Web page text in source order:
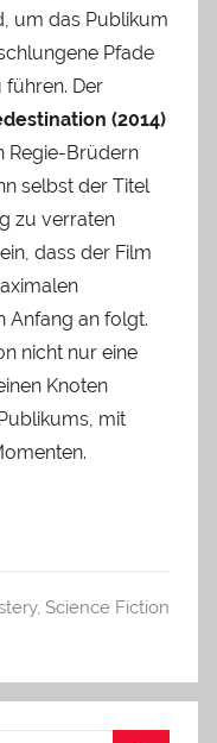
um das Publikum
Pfade
führen. Der
(2014)
Regie-Brüdern
selbst der Titel
zu verraten
dass der Film
Anfang an folgt.
nicht nur eine
Knoten
mit
, Science Fiction